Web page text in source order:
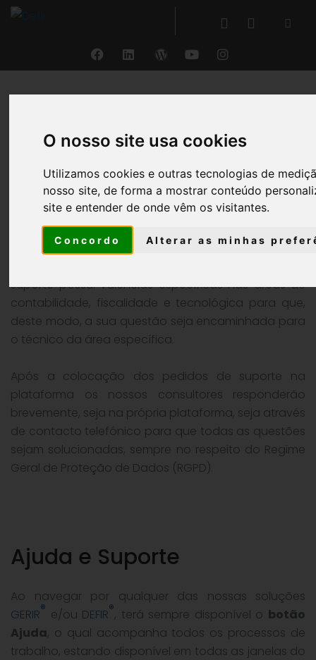
O nosso site usa cookies
Utilizamos cookies e outras tecnologias de
nosso site, de forma a mostrar conteúdo
site e entender de onde vêm os visitantes.
Concordo Alterar as minhas
O Nosso Suporte
Plataforma de Suporte
Através da Plataforma de Suporte poderá colocar
todo o tipo de questões técnicas, contabilísticas ou
suporte possui valências específicas nas áreas de
contabilidade, fiscalidade e tecnológica para que,
deste modo, a sua questão seja encaminhada para
o técnico da área específica.
Após a colocação dos pedidos de suporte na
plataforma os nossos consultores responderão
brevemente, seja na própria plataforma, seja através
de contacto telefónico para que todas as questões
sejam solucionadas, sempre no respeito do Regime
Geral de Proteção de Dados (RGPD).
Ajuda e Suporte
Ao navegar por qualquer das nossas soluções
GERIR® e/ou DEFIR®, terá sempre disponível o botão
Ajuda, o qual acompanha todos os processos de
trabalho, estando disponível em todas as janelas do